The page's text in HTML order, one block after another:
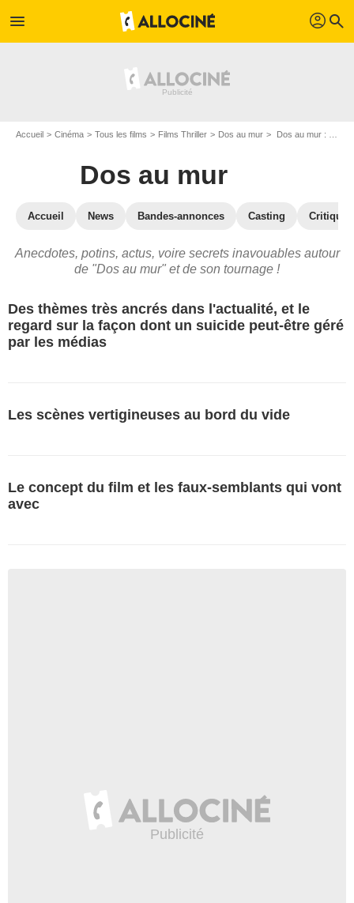
menu profil search
Accueil Cinéma Tous les films Films Thriller Dos au mur Dos au mur : les secrets du tournage
Dos au mur
Accueil News Bandes-annonces Casting
Anecdotes, potins, actus, voire secrets inavouables autour
de "Dos au mur" et de son tournage !
Des thèmes très ancrés dans l'actualité, et le
regard sur la façon dont un suicide peut-être géré
par les médias
Les scènes vertigineuses au bord du vide
Le concept du film et les faux-semblants qui vont
avec